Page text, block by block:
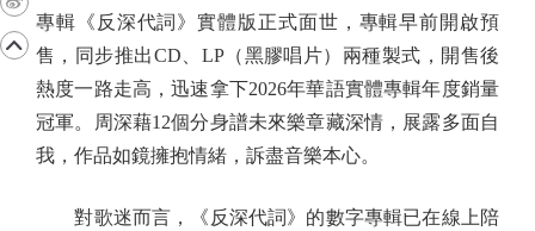
專輯《反深代詞》實體版正式面世，專輯早前開啟預
售，同步推出CD、LP（黑膠唱片）兩種製式，開售後
熱度一路走高，迅速拿下2026年華語實體專輯年度銷量
冠軍。周深藉12個分身譜未來樂章藏深情，展露多面自
我，作品如鏡擁抱情緒，訴盡音樂本心。
對歌迷而言，《反深代詞》的數字專輯已在線上陪